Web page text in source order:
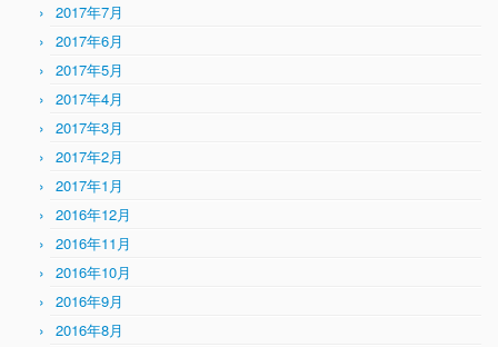
2017年7月
2017年6月
2017年5月
2017年4月
2017年3月
2017年2月
2017年1月
2016年12月
2016年11月
2016年10月
2016年9月
2016年8月